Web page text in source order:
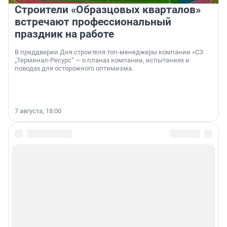
Строители «Образцовых кварталов»
встречают профессиональный
праздник на работе
В преддверии Дня строителя топ-менеджеры компании «СЗ
„Терминал-Ресурс“ — о планах компании, испытаниях и
поводах для осторожного оптимизма.
7 августа, 18:00